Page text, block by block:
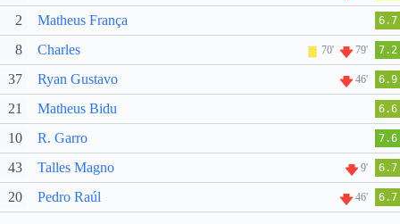
2 Matheus França 6.7
8 Charles 70' 79' 7.2
37 Ryan Gustavo 46' 6.9
21 Matheus Bidu 6.6
10 R. Garro 7.6
43 Talles Magno 9' 6.7
20 Pedro Raúl 46' 6.7